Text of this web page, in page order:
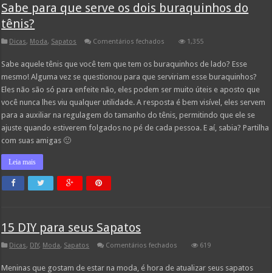
Sabe para que serve os dois buraquinhos do
tênis?
Dicas, Moda, Sapatos Comentários fechados
que
serve
os
dois
do
tênis?
1,355
Sabe aquele tênis que você tem que tem os buraquinhos de lado? Esse
mesmo! Alguma vez se questionou para que serviriam esse buraquinhos?
Eles não são só para enfeite não, eles podem ser muito úteis e aposto que
você nunca lhes viu qualquer utilidade. A resposta é bem visível, eles servem
para a auxiliar na regulagem do tamanho do tênis, permitindo que ele se
ajuste quando estiverem folgados no pé de cada pessoa. E aí, sabia? Partilha
com suas amigas 🙂
Leia mais
15 DIY para seus Sapatos
Dicas, DIY, Moda, Sapatos Comentários fechados
para
619
Meninas que gostam de estar na moda, é hora de atualizar seus sapatos